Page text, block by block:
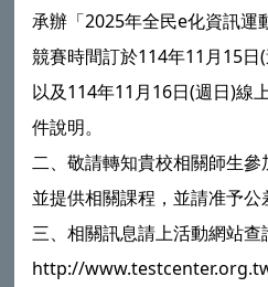
承辦「2025年全民e化資訊運
競賽時間訂於114年11月15日
以及114年11月16日(週日)線
件說明。
二、敬請轉知貴校相關師生
並提供相關課程，並請准予公
三、相關訊息請上活動網站查
http://